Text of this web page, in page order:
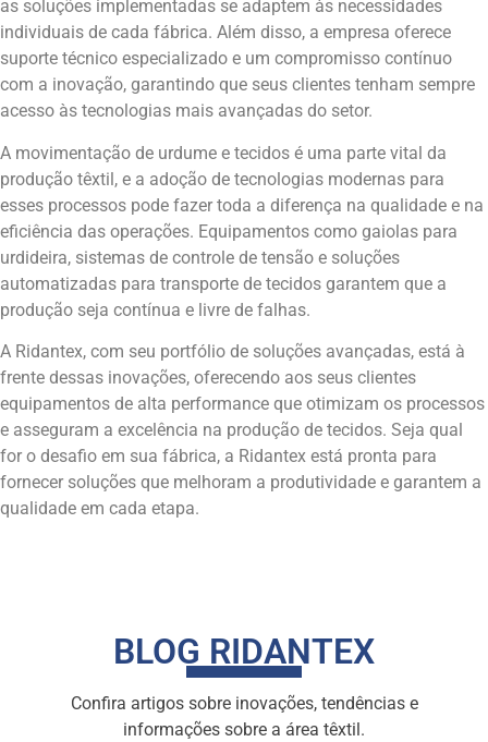
as soluções implementadas se adaptem às necessidades
individuais de cada fábrica. Além disso, a empresa oferece
suporte técnico especializado e um compromisso contínuo
com a inovação, garantindo que seus clientes tenham sempre
acesso às tecnologias mais avançadas do setor.
A movimentação de urdume e tecidos é uma parte vital da
produção têxtil, e a adoção de tecnologias modernas para
esses processos pode fazer toda a diferença na qualidade e na
eficiência das operações. Equipamentos como gaiolas para
urdideira, sistemas de controle de tensão e soluções
automatizadas para transporte de tecidos garantem que a
produção seja contínua e livre de falhas.
A Ridantex, com seu portfólio de soluções avançadas, está à
frente dessas inovações, oferecendo aos seus clientes
equipamentos de alta performance que otimizam os processos
e asseguram a excelência na produção de tecidos. Seja qual
for o desafio em sua fábrica, a Ridantex está pronta para
fornecer soluções que melhoram a produtividade e garantem a
qualidade em cada etapa.
BLOG RIDANTEX
Confira artigos sobre inovações, tendências e
informações sobre a área têxtil.